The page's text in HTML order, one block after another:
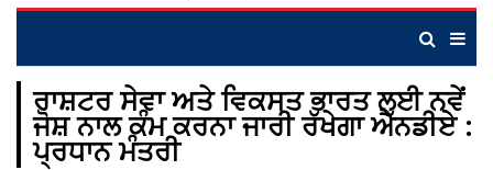
ਰਾਸ਼ਟਰ ਸੇਵਾ ਅਤੇ ਵਿਕਸਤ ਭਾਰਤ ਲਈ ਨਵੇਂ
ਜੋਸ਼ ਨਾਲ ਕੰਮ ਕਰਨਾ ਜਾਰੀ ਰੱਖੇਗਾ ਐੱਨਡੀਏ :
ਪ੍ਰਧਾਨ ਮੰਤਰੀ